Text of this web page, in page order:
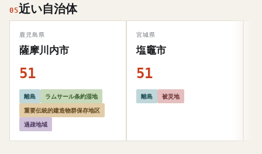
05近い自治体
鹿児島県
薩摩川内市
51
離島
ラムサール条約湿地
重要伝統的建造物群保存地区
過疎地域
宮城県
塩竈市
51
離島 被災地